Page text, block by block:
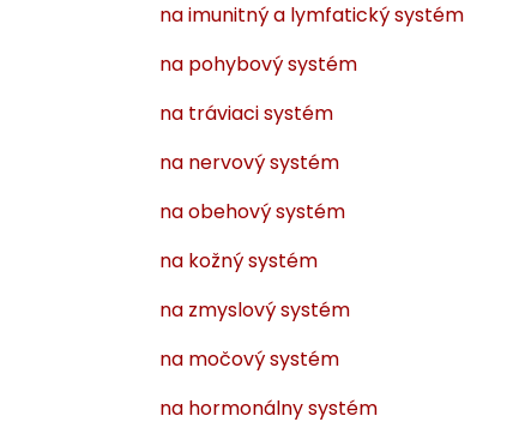
na imunitný a lymfatický systém
na pohybový systém
na tráviaci systém
na nervový systém
na obehový systém
na kožný systém
na zmyslový systém
na močový systém
na hormonálny systém